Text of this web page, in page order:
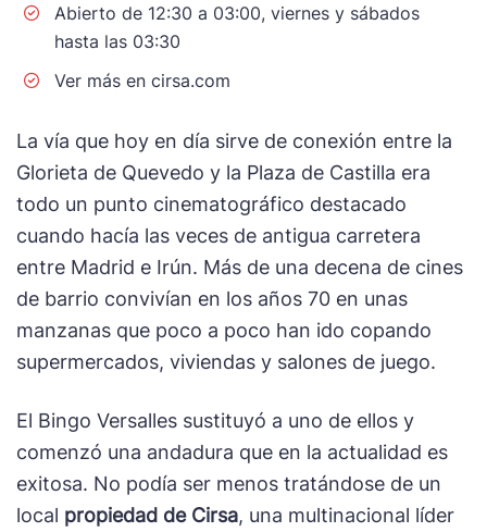
Abierto de 12:30 a 03:00, viernes y sábados
hasta las 03:30
Ver más en cirsa.com
La vía que hoy en día sirve de conexión entre la
Glorieta de Quevedo y la Plaza de Castilla era
todo un punto cinematográfico destacado
cuando hacía las veces de antigua carretera
entre Madrid e Irún. Más de una decena de cines
de barrio convivían en los años 70 en unas
manzanas que poco a poco han ido copando
supermercados, viviendas y salones de juego.
El Bingo Versalles sustituyó a uno de ellos y
comenzó una andadura que en la actualidad es
exitosa. No podía ser menos tratándose de un
local propiedad de Cirsa, una multinacional líder